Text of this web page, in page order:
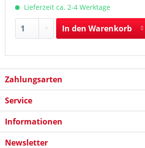
Lieferzeit ca. 2-4 Werktage
In den Warenkorb
Zahlungsarten
Service
Informationen
Newsletter